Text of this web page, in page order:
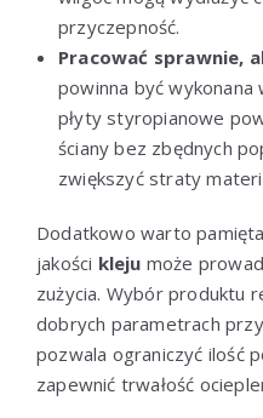
przyczepność.
Pracować sprawnie,
powinna być
płyty styropianowe
ściany bez zbędnych
zwiększyć straty
Dodatkowo warto
jakości kleju może
zużycia. Wybór produktu
dobrych parametrach
pozwala ograniczyć ilość
zapewnić trwałość